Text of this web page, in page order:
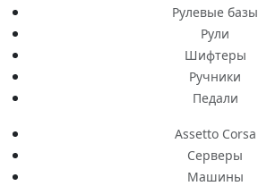
Рулевые базы
Рули
Шифтеры
Ручники
Педали
Assetto Corsa
Серверы
Машины